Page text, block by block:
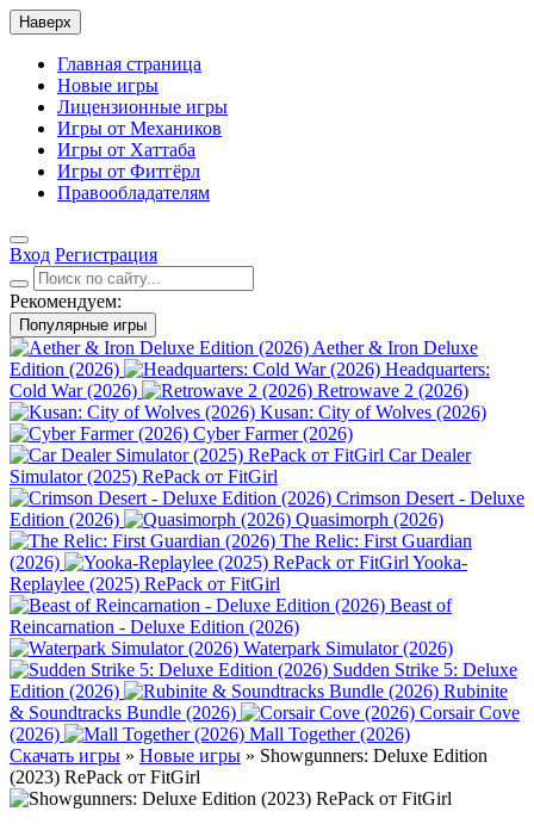
Наверх
Главная страница
Новые игры
Лицензионные игры
Игры от Механиков
Игры от Хаттаба
Игры от Фитгёрл
Правообладателям
Вход Регистрация
Рекомендуем:
Популярные игры
Aether & Iron Deluxe
Edition (2026)
Headquarters:
Cold War (2026)
Retrowave 2 (2026)
Kusan: City of Wolves (2026)
Cyber Farmer (2026)
Car Dealer
Simulator (2025) RePack от FitGirl
Crimson Desert - Deluxe
Edition (2026)
Quasimorph (2026)
The Relic: First Guardian
(2026)
Yooka-
Replaylee (2025) RePack от FitGirl
Beast of
Reincarnation - Deluxe Edition (2026)
Waterpark Simulator (2026)
Sudden Strike 5: Deluxe
Edition (2026)
Rubinite
& Soundtracks Bundle (2026)
Corsair Cove
(2026)
Mall Together (2026)
Скачать игры » Новые игры » Showgunners: Deluxe Edition
(2023) RePack от FitGirl